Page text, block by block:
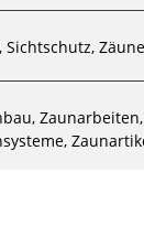
Sichtschutz,